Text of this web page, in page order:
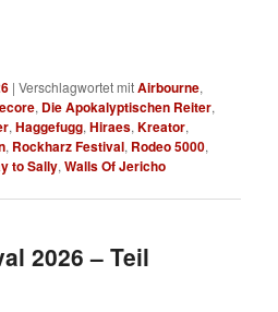
|Verschlagwortet mitAirbourne,
, Die Apokalyptischen Reiter,
,Haggefugg,Hiraes,Kreator,
, Rockharz Festival, Rodeo 5000,
to Sally,Walls Of Jericho
2026 – Teil